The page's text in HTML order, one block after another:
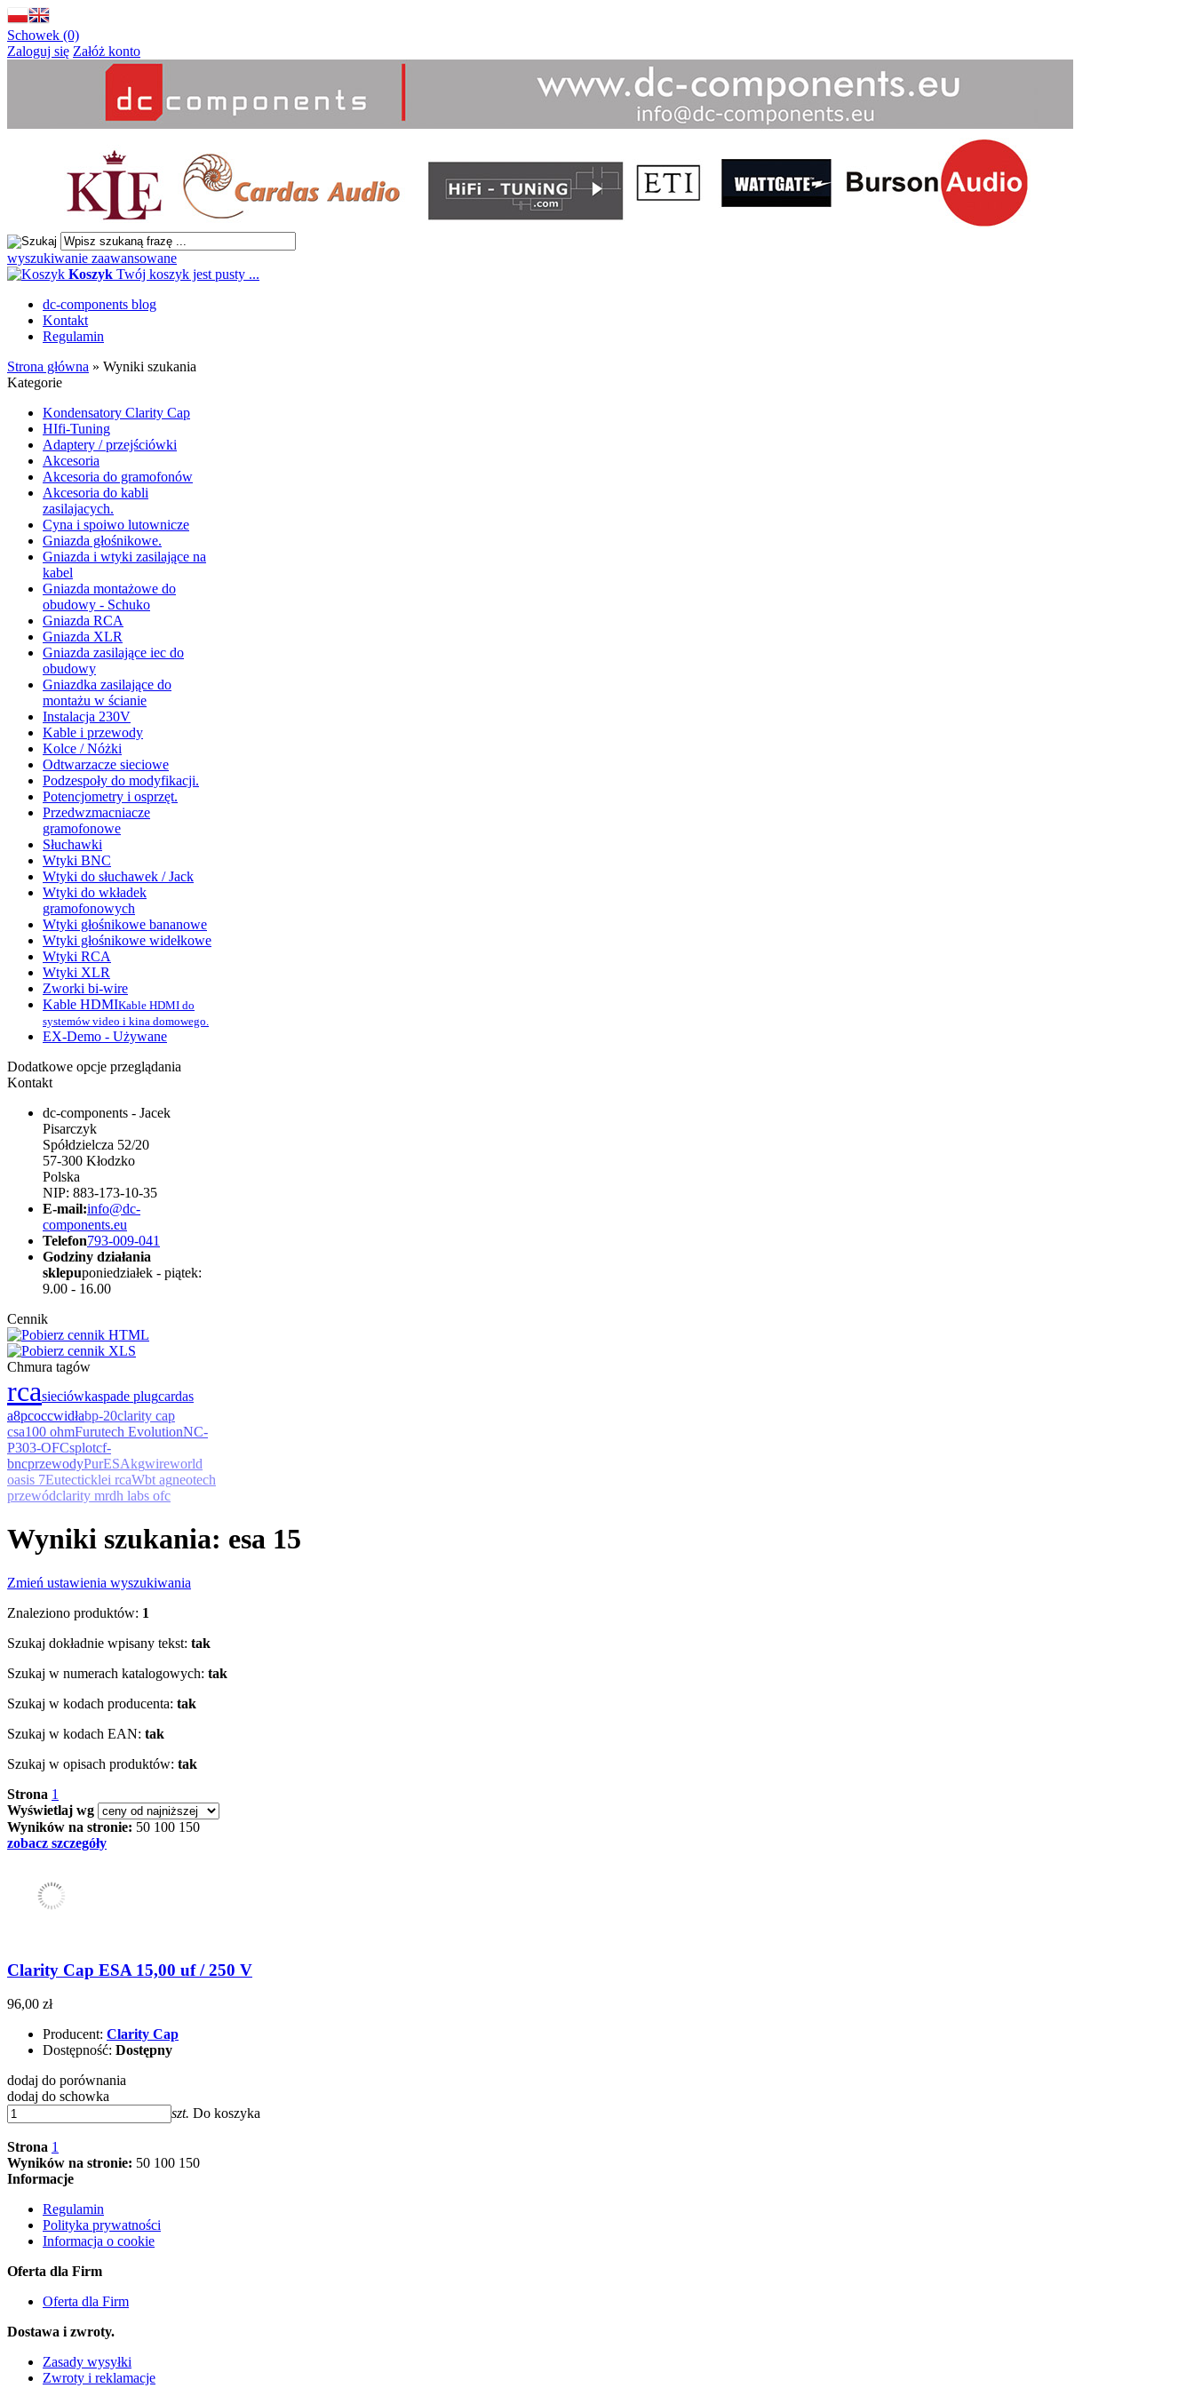
Schowek (0)
Zaloguj się Załóż konto
wyszukiwanie zaawansowane
Koszyk Twój koszyk jest pusty ...
dc-components blog
Kontakt
Regulamin
Strona główna » Wyniki szukania
Kategorie
Kondensatory Clarity Cap
HIfi-Tuning
Adaptery / przejściówki
Akcesoria
Akcesoria do gramofonów
Akcesoria do kabli
zasilajacych.
Cyna i spoiwo lutownicze
Gniazda głośnikowe.
Gniazda i wtyki zasilające na
kabel
Gniazda montażowe do
obudowy - Schuko
Gniazda RCA
Gniazda XLR
Gniazda zasilające iec do
obudowy
Gniazdka zasilające do
montażu w ścianie
Instalacja 230V
Kable i przewody
Kolce / Nóżki
Odtwarzacze sieciowe
Podzespoły do modyfikacji.
Potencjometry i osprzęt.
Przedwzmacniacze
gramofonowe
Słuchawki
Wtyki BNC
Wtyki do słuchawek / Jack
Wtyki do wkładek
gramofonowych
Wtyki głośnikowe bananowe
Wtyki głośnikowe widełkowe
Wtyki RCA
Wtyki XLR
Zworki bi-wire
Kable HDMIKable HDMI do
systemów video i kina domowego.
EX-Demo - Używane
Dodatkowe opcje przeglądania
Kontakt
dc-components - Jacek
Pisarczyk
Spółdzielcza 52/20
57-300 Kłodzko
Polska
NIP: 883-173-10-35
E-mail:info@dc-
components.eu
Telefon793-009-041
Godziny działania
sklepuponiedziałek - piątek:
9.00 - 16.00
Cennik
Chmura tagów
rcasieciówkaspade plugcardas
a8pcoccwidłabp-20clarity cap
csa100 ohmFurutech EvolutionNC-
P303-OFCsplotcf-
bncprzewodyPurESAkgwireworld
oasis 7Eutecticklei rcaWbt agneotech
przewódclarity mrdh labs ofc
Wyniki szukania: esa 15
Zmień ustawienia wyszukiwania
Znaleziono produktów: 1
Szukaj dokładnie wpisany tekst: tak
Szukaj w numerach katalogowych: tak
Szukaj w kodach producenta: tak
Szukaj w kodach EAN: tak
Szukaj w opisach produktów: tak
Strona 1
Wyświetlaj wg
Wyników na stronie: 50 100 150
zobacz szczegóły
Clarity Cap ESA 15,00 uf / 250 V
96,00 zł
Producent: Clarity Cap
Dostępność: Dostępny
dodaj do porównania
dodaj do schowka
szt. Do koszyka
Strona 1
Wyników na stronie: 50 100 150
Informacje
Regulamin
Polityka prywatności
Informacja o cookie
Oferta dla Firm
Oferta dla Firm
Dostawa i zwroty.
Zasady wysyłki
Zwroty i reklamacje